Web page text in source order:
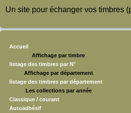
Un site pour échanger vos timbres
Accueil
Affichage par timbre
listage des timbres par N°
Affichage par département
listage des timbres par département
Les collections par année
Classique / courant
Autoadhésif